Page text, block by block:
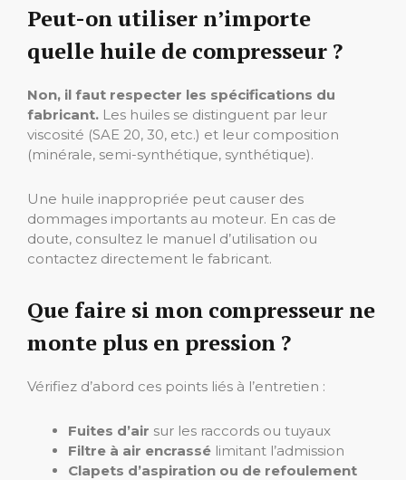
Peut-on utiliser n’importe
quelle huile de compresseur ?
Non, il faut respecter les spécifications du
fabricant. Les huiles se distinguent par leur
viscosité (SAE 20, 30, etc.) et leur composition
(minérale, semi-synthétique, synthétique).
Une huile inappropriée peut causer des
dommages importants au moteur. En cas de
doute, consultez le manuel d’utilisation ou
contactez directement le fabricant.
Que faire si mon compresseur ne
monte plus en pression ?
Vérifiez d’abord ces points liés à l’entretien :
Fuites d’air sur les raccords ou tuyaux
Filtre à air encrassé limitant l’admission
Clapets d’aspiration ou de refoulement